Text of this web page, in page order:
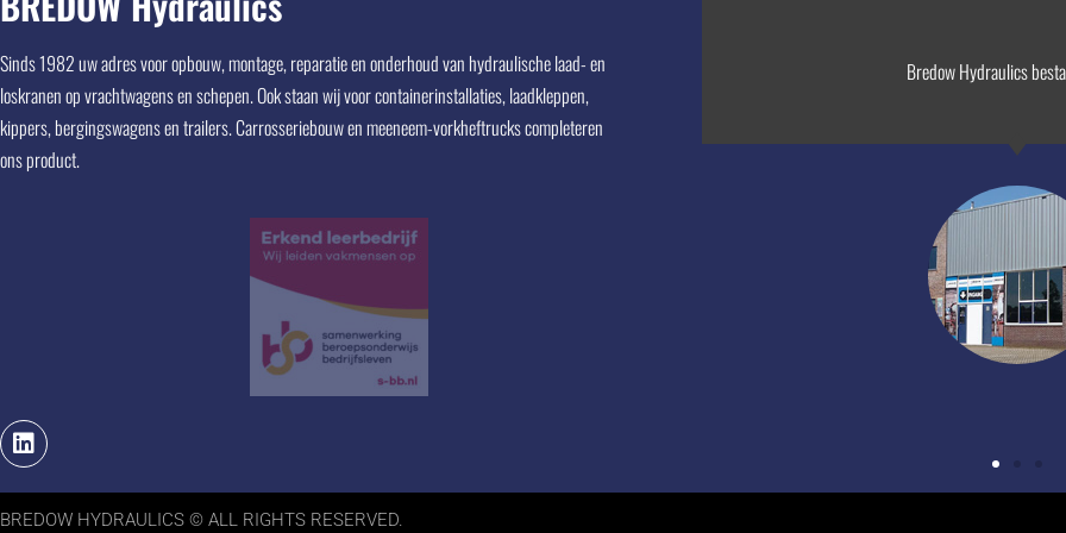
Sinds 1982 uw adres voor opbouw, montage, reparatie en onderhoud van hydraulische laad- en
loskranen op vrachtwagens en schepen. Ook staan wij voor containerinstallaties, laadkleppen,
kippers, bergingswagens en trailers. Carrosseriebouw en meeneem-vorkheftrucks completeren
ons product.
Voor onderhoud keuring en nieuw zijn uw arbeidsmiddelen bij Bredow Hydraulics
in goede handen
Bredow Hydraulics
BREDOW HYDRAULICS © ALL RIGHTS RESERVED.